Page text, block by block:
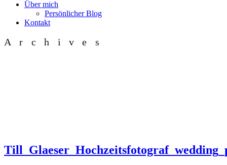
Über mich
Persönlicher Blog
Kontakt
Archives